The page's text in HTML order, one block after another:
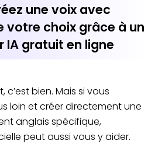
une voix avec
votre choix grâce à un
IA gratuit en ligne
c’est bien. Mais si vous
loin et créer directement une
anglais spécifique,
peut aussi vous y aider.